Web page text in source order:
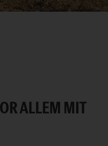
ALLEM MIT